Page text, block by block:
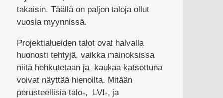
takaisin. Täällä on paljon taloja ollut
vuosia myynnissä.
Projektialueiden talot ovat halvalla
huonosti tehtyjä, vaikka mainoksissa
niitä hehkutetaan ja kaukaa katsottuna
voivat näyttää hienoilta. Mitään
perusteellisia talo-, LVI-, ja